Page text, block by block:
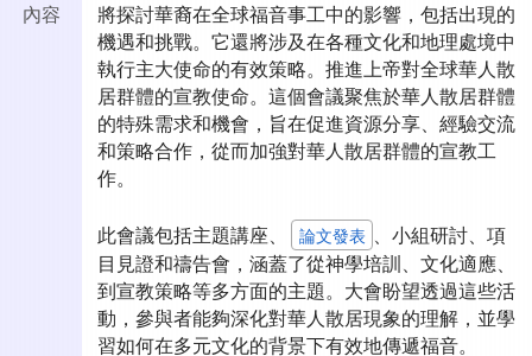
內容
將探討華裔在全球福音事工中的影響，包括出現的
機遇和挑戰。它還將涉及在各種文化和地理處境中
執行主大使命的有效策略。推進上帝對全球華人散
居群體的宣教使命。這個會議聚焦於華人散居群體
的特殊需求和機會，旨在促進資源分享、經驗交流
和策略合作，從而加強對華人散居群體的宣教工
作。
此會議包括主題講座、 論文發表 、小組研討、項
目見證和禱告會，涵蓋了從神學培訓、文化適應、
到宣教策略等多方面的主題。大會盼望透過這些活
動，參與者能夠深化對華人散居現象的理解，並學
習如何在多元文化的背景下有效地傳遞福音。